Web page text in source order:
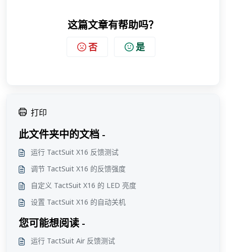
这篇文章有帮助吗？
否 是
打印
此文件夹中的文档 -
运行 TactSuit X16 反馈测试
调节 TactSuit X16 的反馈强度
自定义 TactSuit X16 的 LED 亮度
设置 TactSuit X16 的自动关机
您可能想阅读 -
运行 TactSuit Air 反馈测试